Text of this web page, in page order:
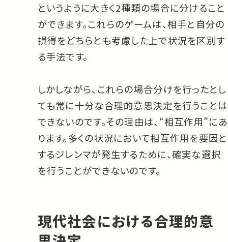
というように大きく2種類の場合に分けること
ができます。これらのゲームは、相手と自分の
損得をどちらとも考慮した上で状況を区別す
る手法です。
しかしながら、これらの場合分けを行ったとし
ても常に十分な合理的意思決定を行うことは
できないのです。その理由は、“相互作用”にあ
ります。多くの状況において相互作用を要因と
するジレンマが発生するために、確実な選択
を行うことができないのです。
現代社会における合理的意